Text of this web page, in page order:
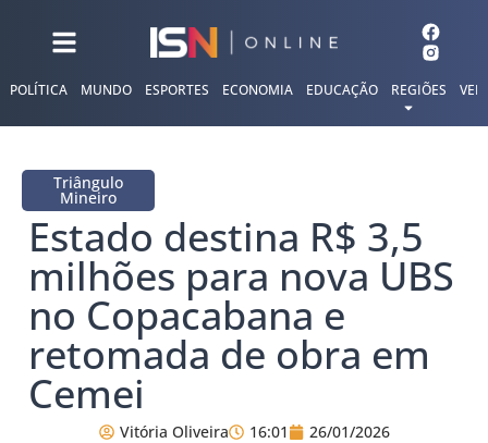
POLÍTICA MUNDO ESPORTES ECONOMIA EDUCAÇÃO REGIÕES
Triângulo
Mineiro
Estado destina R$ 3,5
milhões para nova UBS
no Copacabana e
retomada de obra em
Cemei
Vitória Oliveira 16:01 26/01/2026